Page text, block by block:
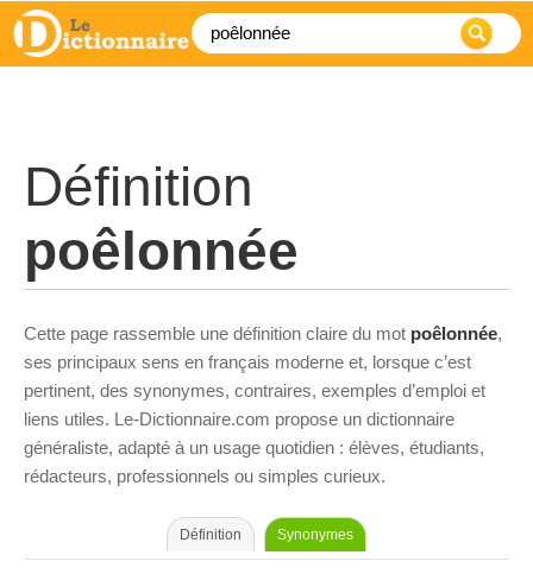
Définition
poêlonnée
Cette page rassemble une définition claire du mot poêlonnée,
ses principaux sens en français moderne et, lorsque c’est
pertinent, des synonymes, contraires, exemples d’emploi et
liens utiles. Le-Dictionnaire.com propose un dictionnaire
généraliste, adapté à un usage quotidien : élèves, étudiants,
rédacteurs, professionnels ou simples curieux.
Définition Synonymes